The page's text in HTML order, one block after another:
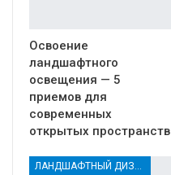
Освоение
ландшафтного
освещения — 5
приемов для
современных
открытых пространств
ЛАНДШАФТНЫЙ ДИЗАЙН